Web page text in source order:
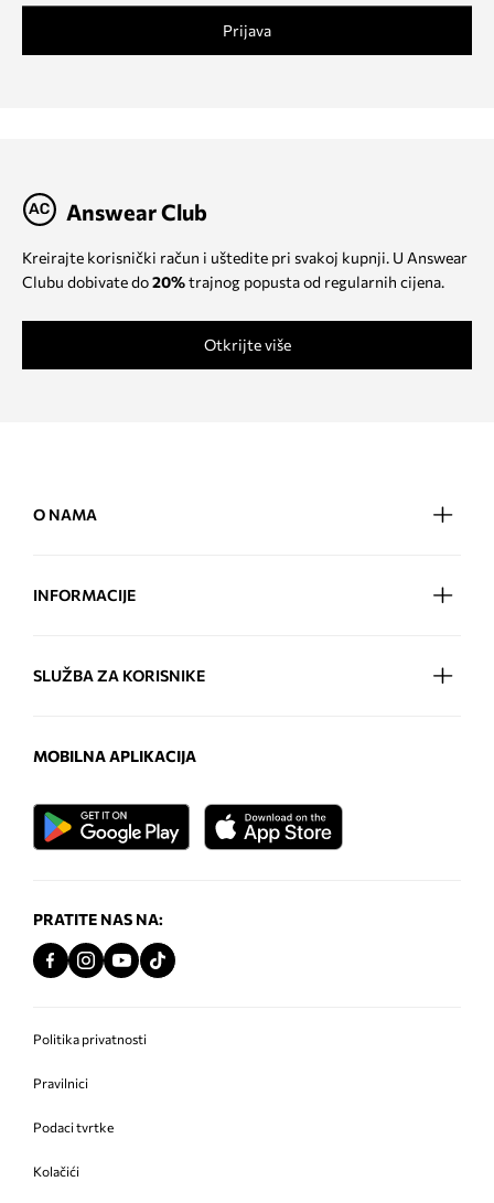
Prijava
Answear Club
Kreirajte korisnički račun i uštedite pri svakoj kupnji. U Answear
Clubu dobivate do20%trajnog popusta od regularnih cijena.
Otkrijte više
O NAMA
INFORMACIJE
SLUŽBA ZA KORISNIKE
MOBILNA APLIKACIJA
PRATITE NAS NA:
Politika privatnosti
Pravilnici
Podaci tvrtke
Kolačići